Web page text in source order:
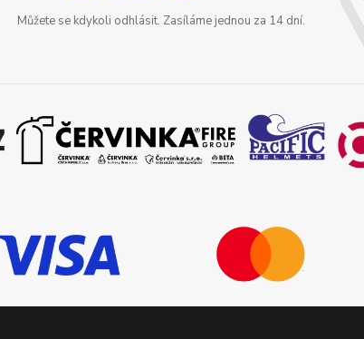
Můžete se kdykoli odhlásit. Zasíláme jednou za 14 dní.